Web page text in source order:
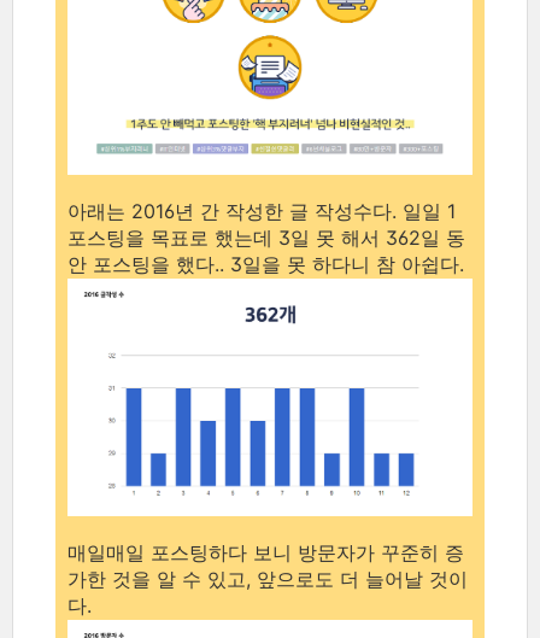
아래는 2016년 간 작성한 글 작성수다. 일일 1
포스팅을 목표로 했는데 3일 못 해서 362일 동
안 포스팅을 했다.. 3일을 못 하다니 참 아쉽다.
매일매일 포스팅하다 보니 방문자가 꾸준히 증
가한 것을 알 수 있고, 앞으로도 더 늘어날 것이
다.